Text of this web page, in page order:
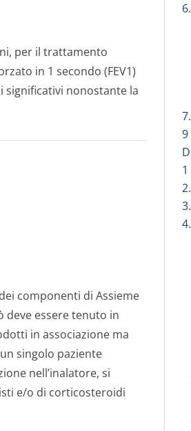
9
1
per il trattamento
in 1 secondo (FEV1)
significativi nonostante la
componenti di Assieme
deve essere tenuto in
in associazione ma
singolo paziente
nell’inalatore, si
e/o di corticosteroidi